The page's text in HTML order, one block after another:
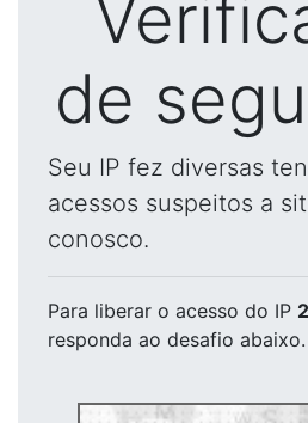
de
Seu IP fez diversas
acessos suspeitos a
conosco.
Para liberar o acesso do IP
responda ao desafio abaixo.